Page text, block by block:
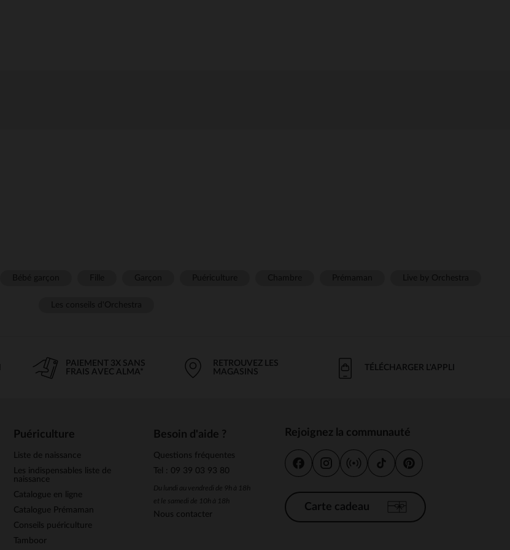
PAIEMENT 3X SANS
FRAIS AVEC ALMA*
RETROUVEZ LES
MAGASINS
TÉLÉCHARGER L'APPLI
Puériculture
Liste de naissance
Les indispensables liste de
naissance
Catalogue en ligne
Catalogue Prémaman
Conseils puériculture
Tamboor
Besoin d'aide ?
Questions fréquentes
Tel : 09 39 03 93 80
Du lundi au vendredi de 9h à 18h
et le samedi de 10h à 18h
Nous contacter
Rejoignez la communauté
Carte cadeau